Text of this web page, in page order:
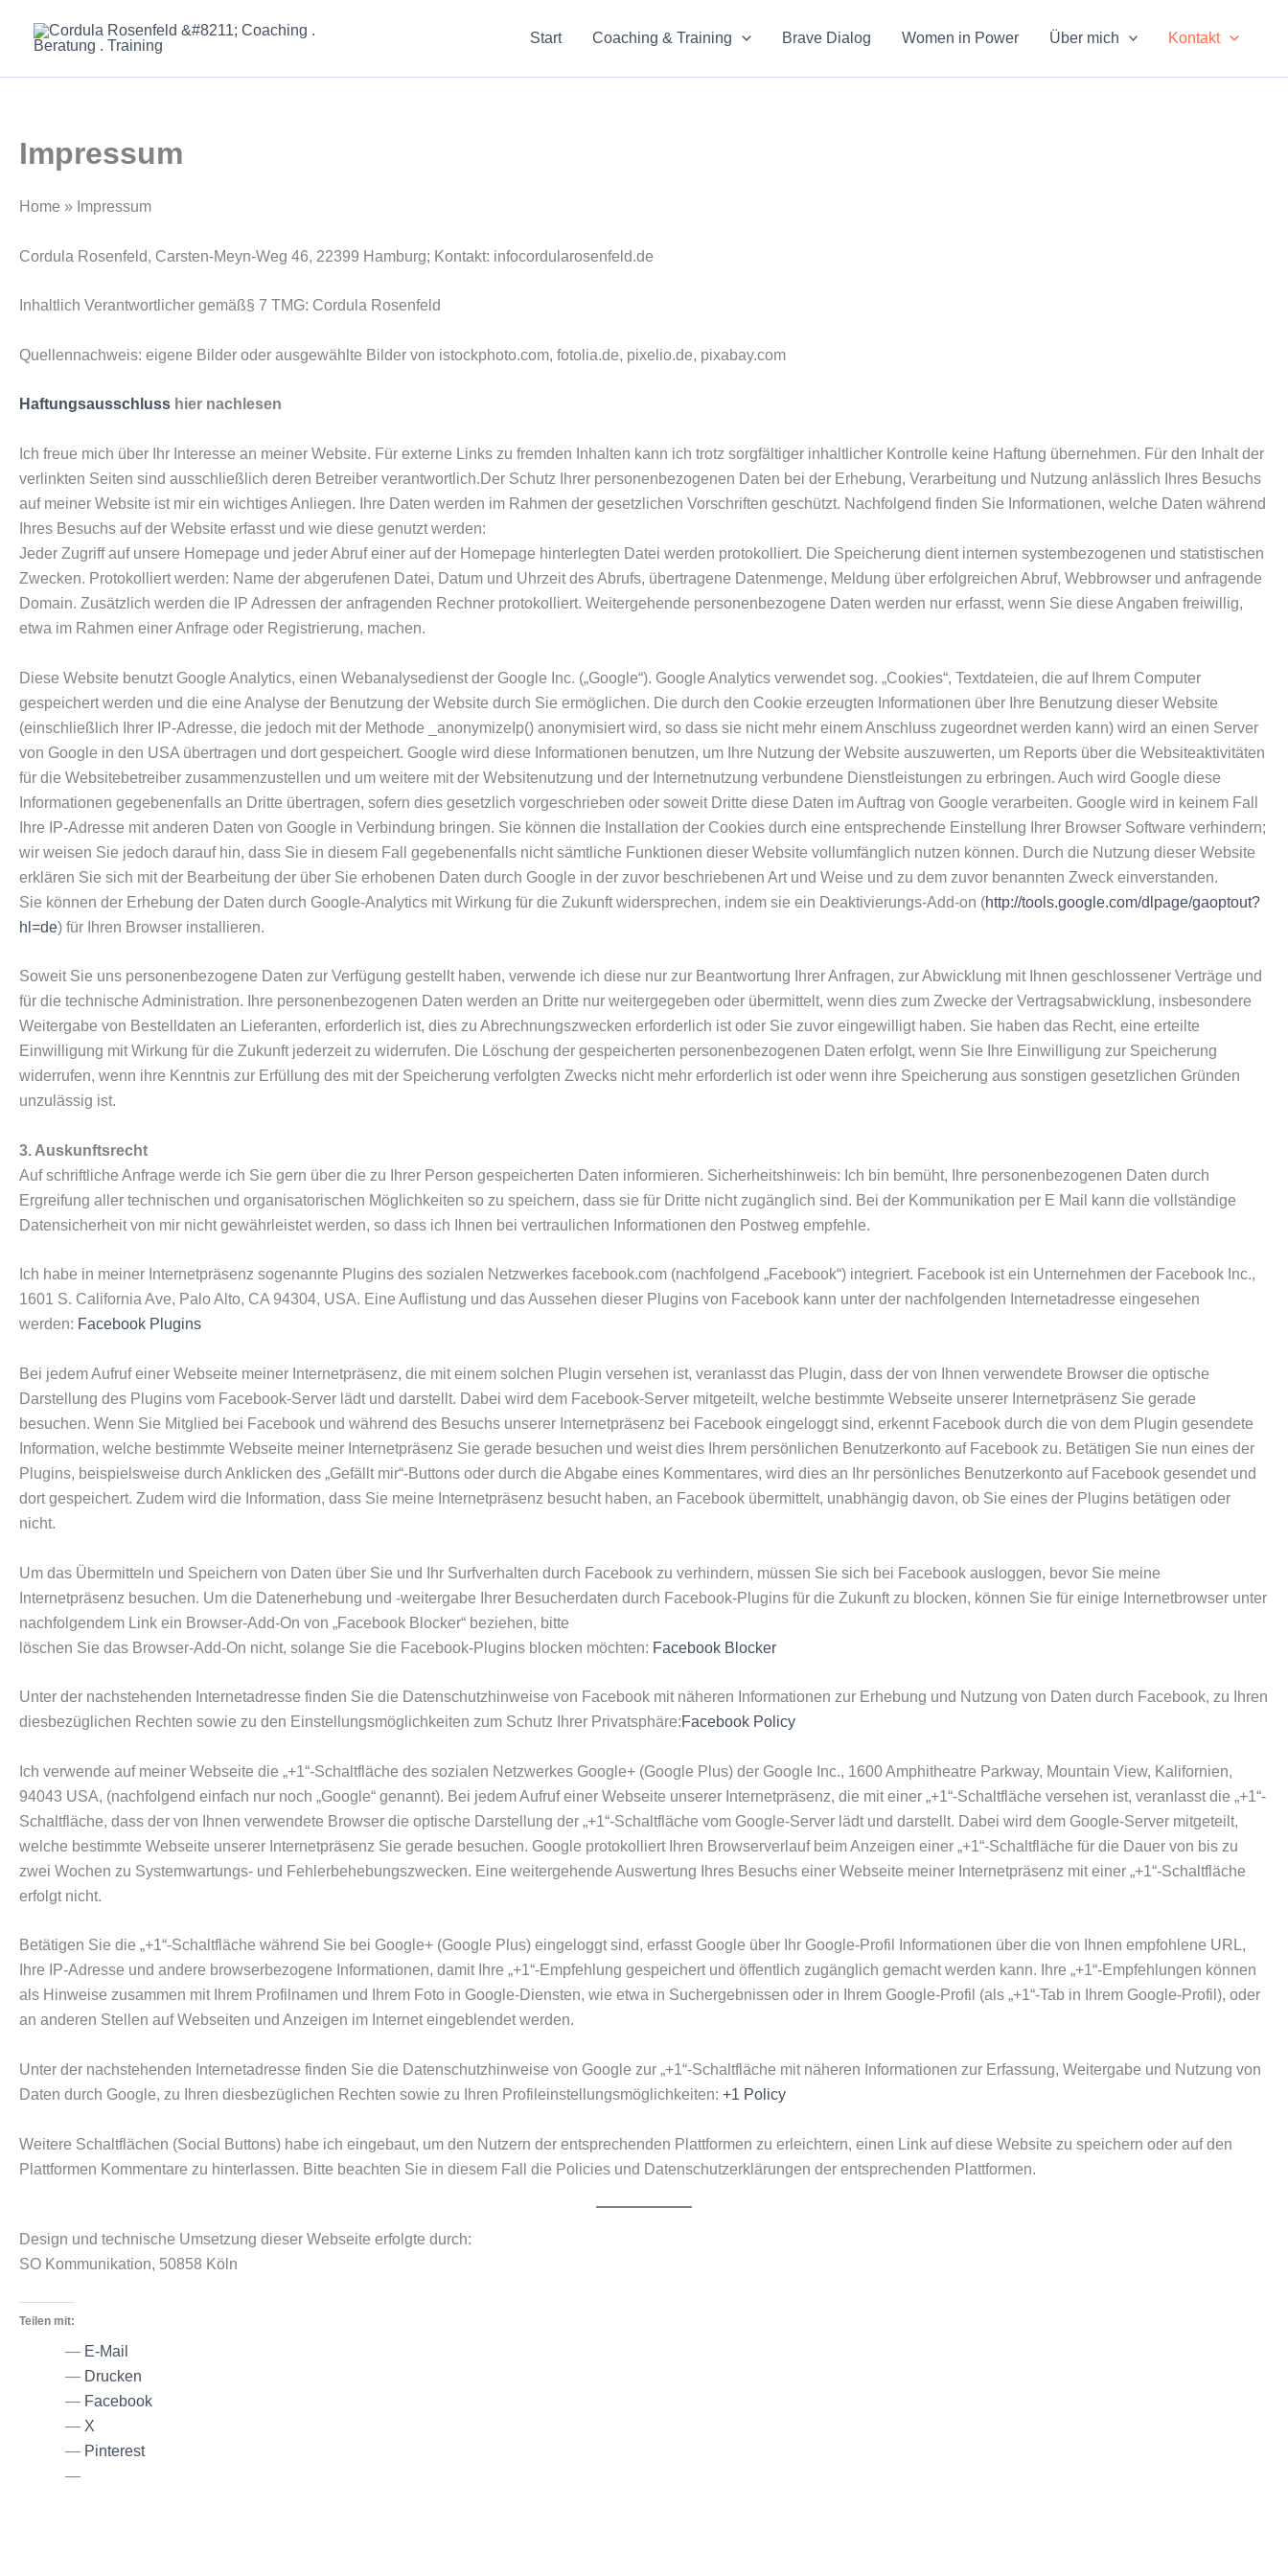
Inhalt
Start Coaching & Training Brave Dialog Women in Power Über mich Kontakt
Impressum
Home » Impressum
Cordula Rosenfeld, Carsten-Meyn-Weg 46, 22399 Hamburg; Kontakt: infocordularosenfeld.de
Inhaltlich Verantwortlicher gemäß§ 7 TMG: Cordula Rosenfeld
Quellennachweis: eigene Bilder oder ausgewählte Bilder von istockphoto.com, fotolia.de, pixelio.de, pixabay.com
Haftungsausschluss hier nachlesen
Ich freue mich über Ihr Interesse an meiner Website. Für externe Links zu fremden Inhalten kann ich trotz sorgfältiger inhaltlicher Kontrolle keine Haftung übernehmen. Für den Inhalt der
verlinkten Seiten sind ausschließlich deren Betreiber verantwortlich.Der Schutz Ihrer personenbezogenen Daten bei der Erhebung, Verarbeitung und Nutzung anlässlich Ihres Besuchs
auf meiner Website ist mir ein wichtiges Anliegen. Ihre Daten werden im Rahmen der gesetzlichen Vorschriften geschützt. Nachfolgend finden Sie Informationen, welche Daten während
Ihres Besuchs auf der Website erfasst und wie diese genutzt werden:
Jeder Zugriff auf unsere Homepage und jeder Abruf einer auf der Homepage hinterlegten Datei werden protokolliert. Die Speicherung dient internen systembezogenen und statistischen
Zwecken. Protokolliert werden: Name der abgerufenen Datei, Datum und Uhrzeit des Abrufs, übertragene Datenmenge, Meldung über erfolgreichen Abruf, Webbrowser und anfragende
Domain. Zusätzlich werden die IP Adressen der anfragenden Rechner protokolliert. Weitergehende personenbezogene Daten werden nur erfasst, wenn Sie diese Angaben freiwillig,
etwa im Rahmen einer Anfrage oder Registrierung, machen.
Diese Website benutzt Google Analytics, einen Webanalysedienst der Google Inc. („Google“). Google Analytics verwendet sog. „Cookies“, Textdateien, die auf Ihrem Computer
gespeichert werden und die eine Analyse der Benutzung der Website durch Sie ermöglichen. Die durch den Cookie erzeugten Informationen über Ihre Benutzung dieser Website
(einschließlich Ihrer IP-Adresse, die jedoch mit der Methode _anonymizeIp() anonymisiert wird, so dass sie nicht mehr einem Anschluss zugeordnet werden kann) wird an einen Server
von Google in den USA übertragen und dort gespeichert. Google wird diese Informationen benutzen, um Ihre Nutzung der Website auszuwerten, um Reports über die Websiteaktivitäten
für die Websitebetreiber zusammenzustellen und um weitere mit der Websitenutzung und der Internetnutzung verbundene Dienstleistungen zu erbringen. Auch wird Google diese
Informationen gegebenenfalls an Dritte übertragen, sofern dies gesetzlich vorgeschrieben oder soweit Dritte diese Daten im Auftrag von Google verarbeiten. Google wird in keinem Fall
Ihre IP-Adresse mit anderen Daten von Google in Verbindung bringen. Sie können die Installation der Cookies durch eine entsprechende Einstellung Ihrer Browser Software verhindern;
wir weisen Sie jedoch darauf hin, dass Sie in diesem Fall gegebenenfalls nicht sämtliche Funktionen dieser Website vollumfänglich nutzen können. Durch die Nutzung dieser Website
erklären Sie sich mit der Bearbeitung der über Sie erhobenen Daten durch Google in der zuvor beschriebenen Art und Weise und zu dem zuvor benannten Zweck einverstanden.
Sie können der Erhebung der Daten durch Google-Analytics mit Wirkung für die Zukunft widersprechen, indem sie ein Deaktivierungs-Add-on (http://tools.google.com/dlpage/gaoptout?
hl=de) für Ihren Browser installieren.
Soweit Sie uns personenbezogene Daten zur Verfügung gestellt haben, verwende ich diese nur zur Beantwortung Ihrer Anfragen, zur Abwicklung mit Ihnen geschlossener Verträge und
für die technische Administration. Ihre personenbezogenen Daten werden an Dritte nur weitergegeben oder übermittelt, wenn dies zum Zwecke der Vertragsabwicklung, insbesondere
Weitergabe von Bestelldaten an Lieferanten, erforderlich ist, dies zu Abrechnungszwecken erforderlich ist oder Sie zuvor eingewilligt haben. Sie haben das Recht, eine erteilte
Einwilligung mit Wirkung für die Zukunft jederzeit zu widerrufen. Die Löschung der gespeicherten personenbezogenen Daten erfolgt, wenn Sie Ihre Einwilligung zur Speicherung
widerrufen, wenn ihre Kenntnis zur Erfüllung des mit der Speicherung verfolgten Zwecks nicht mehr erforderlich ist oder wenn ihre Speicherung aus sonstigen gesetzlichen Gründen
unzulässig ist.
3. Auskunftsrecht
Auf schriftliche Anfrage werde ich Sie gern über die zu Ihrer Person gespeicherten Daten informieren. Sicherheitshinweis: Ich bin bemüht, Ihre personenbezogenen Daten durch
Ergreifung aller technischen und organisatorischen Möglichkeiten so zu speichern, dass sie für Dritte nicht zugänglich sind. Bei der Kommunikation per E Mail kann die vollständige
Datensicherheit von mir nicht gewährleistet werden, so dass ich Ihnen bei vertraulichen Informationen den Postweg empfehle.
Ich habe in meiner Internetpräsenz sogenannte Plugins des sozialen Netzwerkes facebook.com (nachfolgend „Facebook“) integriert. Facebook ist ein Unternehmen der Facebook Inc.,
1601 S. California Ave, Palo Alto, CA 94304, USA. Eine Auflistung und das Aussehen dieser Plugins von Facebook kann unter der nachfolgenden Internetadresse eingesehen
werden: Facebook Plugins
Bei jedem Aufruf einer Webseite meiner Internetpräsenz, die mit einem solchen Plugin versehen ist, veranlasst das Plugin, dass der von Ihnen verwendete Browser die optische
Darstellung des Plugins vom Facebook-Server lädt und darstellt. Dabei wird dem Facebook-Server mitgeteilt, welche bestimmte Webseite unserer Internetpräsenz Sie gerade
besuchen. Wenn Sie Mitglied bei Facebook und während des Besuchs unserer Internetpräsenz bei Facebook eingeloggt sind, erkennt Facebook durch die von dem Plugin gesendete
Information, welche bestimmte Webseite meiner Internetpräsenz Sie gerade besuchen und weist dies Ihrem persönlichen Benutzerkonto auf Facebook zu. Betätigen Sie nun eines der
Plugins, beispielsweise durch Anklicken des „Gefällt mir“-Buttons oder durch die Abgabe eines Kommentares, wird dies an Ihr persönliches Benutzerkonto auf Facebook gesendet und
dort gespeichert. Zudem wird die Information, dass Sie meine Internetpräsenz besucht haben, an Facebook übermittelt, unabhängig davon, ob Sie eines der Plugins betätigen oder
nicht.
Um das Übermitteln und Speichern von Daten über Sie und Ihr Surfverhalten durch Facebook zu verhindern, müssen Sie sich bei Facebook ausloggen, bevor Sie meine
Internetpräsenz besuchen. Um die Datenerhebung und -weitergabe Ihrer Besucherdaten durch Facebook-Plugins für die Zukunft zu blocken, können Sie für einige Internetbrowser unter
nachfolgendem Link ein Browser-Add-On von „Facebook Blocker“ beziehen, bitte
löschen Sie das Browser-Add-On nicht, solange Sie die Facebook-Plugins blocken möchten: Facebook Blocker
Unter der nachstehenden Internetadresse finden Sie die Datenschutzhinweise von Facebook mit näheren Informationen zur Erhebung und Nutzung von Daten durch Facebook, zu Ihren
diesbezüglichen Rechten sowie zu den Einstellungsmöglichkeiten zum Schutz Ihrer Privatsphäre:Facebook Policy
Ich verwende auf meiner Webseite die „+1“-Schaltfläche des sozialen Netzwerkes Google+ (Google Plus) der Google Inc., 1600 Amphitheatre Parkway, Mountain View, Kalifornien,
94043 USA, (nachfolgend einfach nur noch „Google“ genannt). Bei jedem Aufruf einer Webseite unserer Internetpräsenz, die mit einer „+1“-Schaltfläche versehen ist, veranlasst die „+1“-
Schaltfläche, dass der von Ihnen verwendete Browser die optische Darstellung der „+1“-Schaltfläche vom Google-Server lädt und darstellt. Dabei wird dem Google-Server mitgeteilt,
welche bestimmte Webseite unserer Internetpräsenz Sie gerade besuchen. Google protokolliert Ihren Browserverlauf beim Anzeigen einer „+1“-Schaltfläche für die Dauer von bis zu
zwei Wochen zu Systemwartungs- und Fehlerbehebungszwecken. Eine weitergehende Auswertung Ihres Besuchs einer Webseite meiner Internetpräsenz mit einer „+1“-Schaltfläche
erfolgt nicht.
Betätigen Sie die „+1“-Schaltfläche während Sie bei Google+ (Google Plus) eingeloggt sind, erfasst Google über Ihr Google-Profil Informationen über die von Ihnen empfohlene URL,
Ihre IP-Adresse und andere browserbezogene Informationen, damit Ihre „+1“-Empfehlung gespeichert und öffentlich zugänglich gemacht werden kann. Ihre „+1“-Empfehlungen können
als Hinweise zusammen mit Ihrem Profilnamen und Ihrem Foto in Google-Diensten, wie etwa in Suchergebnissen oder in Ihrem Google-Profil (als „+1“-Tab in Ihrem Google-Profil), oder
an anderen Stellen auf Webseiten und Anzeigen im Internet eingeblendet werden.
Unter der nachstehenden Internetadresse finden Sie die Datenschutzhinweise von Google zur „+1“-Schaltfläche mit näheren Informationen zur Erfassung, Weitergabe und Nutzung von
Daten durch Google, zu Ihren diesbezüglichen Rechten sowie zu Ihren Profileinstellungsmöglichkeiten: +1 Policy
Weitere Schaltflächen (Social Buttons) habe ich eingebaut, um den Nutzern der entsprechenden Plattformen zu erleichtern, einen Link auf diese Website zu speichern oder auf den
Plattformen Kommentare zu hinterlassen. Bitte beachten Sie in diesem Fall die Policies und Datenschutzerklärungen der entsprechenden Plattformen.
Design und technische Umsetzung dieser Webseite erfolgte durch:
SO Kommunikation, 50858 Köln
Teilen mit:
E-Mail
Drucken
Facebook
X
Pinterest